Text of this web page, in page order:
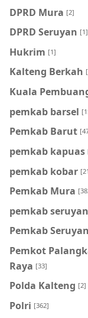
DPRD Mura [2]
DPRD Seruyan [1]
Hukrim [1]
Kalteng Berkah
Kuala
pemkab barsel
Pemkab Barut
pemkab kapuas
pemkab kobar
Pemkab Mura
pemkab seruyan
Pemkab Seruyan
Pemkot
Raya [33]
Polda Kalteng [2]
Polri [362]